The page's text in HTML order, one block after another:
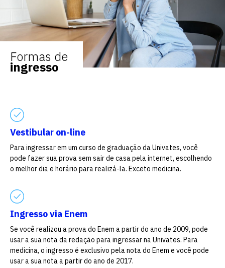
Formas de
ingresso
Vestibular on-line
Para ingressar em um curso de graduação da Univates, você
pode fazer sua prova sem sair de casa pela internet, escolhendo
o melhor dia e horário para realizá-la. Exceto medicina.
Ingresso via Enem
Se você realizou a prova do Enem a partir do ano de 2009, pode
usar a sua nota da redação para ingressar na Univates. Para
medicina, o ingresso é exclusivo pela nota do Enem e você pode
usar a sua nota a partir do ano de 2017.
Escolha a vaga que você
vagas a partir do 2º ano de curso